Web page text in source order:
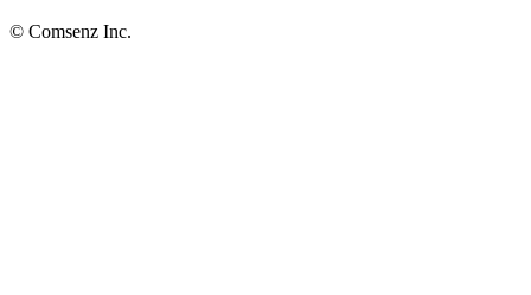
© Comsenz Inc.